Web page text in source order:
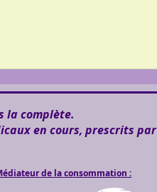
la complète.
en cours, prescrits par
de la consommation :